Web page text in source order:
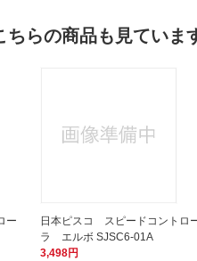
ちらの商品も見ていま
ー
日本ピスコ スピードコントロ
ラ エルボ SJSC6-01A
3,498円